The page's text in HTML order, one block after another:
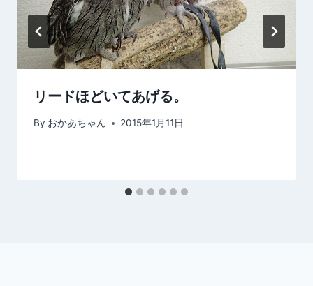
リードほどいてあげる。
By おかあちゃん 2015年1月11日